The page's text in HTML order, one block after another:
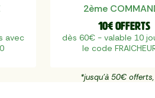
avec
2ème
10€ offerts
dès 60€ - valable 10
le code
*jusqu'à 50€